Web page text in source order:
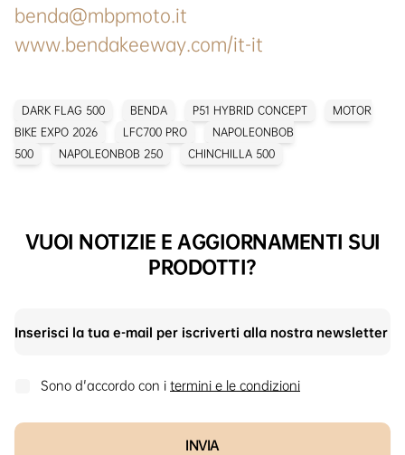
benda@mbpmoto.it
www.bendakeeway.com/it-it
DARK FLAG 500 BENDA P51 HYBRID CONCEPT
MOTOR
BIKE EXPO 2026
LFC700 PRO
NAPOLEONBOB
500
NAPOLEONBOB 250 CHINCHILLA 500
VUOI NOTIZIE E AGGIORNAMENTI SUI
PRODOTTI?
Sono d'accordo con i termini e le condizioni
INVIA